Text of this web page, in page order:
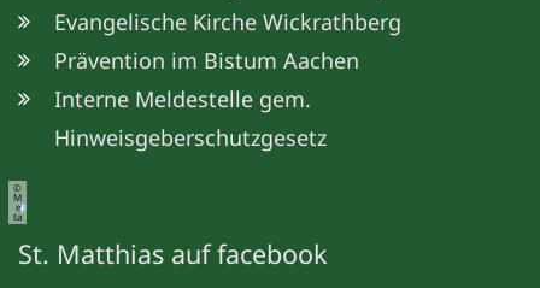
Evangelische Kirche Wickrathberg
Prävention im Bistum Aachen
Interne Meldestelle gem.
Hinweisgeberschutzgesetz
©
M
e
ta
St. Matthias auf facebook